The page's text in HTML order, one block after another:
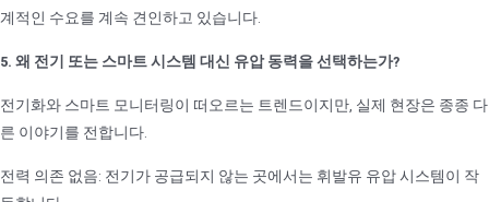
계적인 수요를 계속 견인하고 있습니다.
5. 왜 전기 또는 스마트 시스템 대신 유압 동력을 선택하는가?
전기화와 스마트 모니터링이 떠오르는 트렌드이지만, 실제 현장은 종종 다
른 이야기를 전합니다.
전력 의존 없음: 전기가 공급되지 않는 곳에서는 휘발유 유압 시스템이 작